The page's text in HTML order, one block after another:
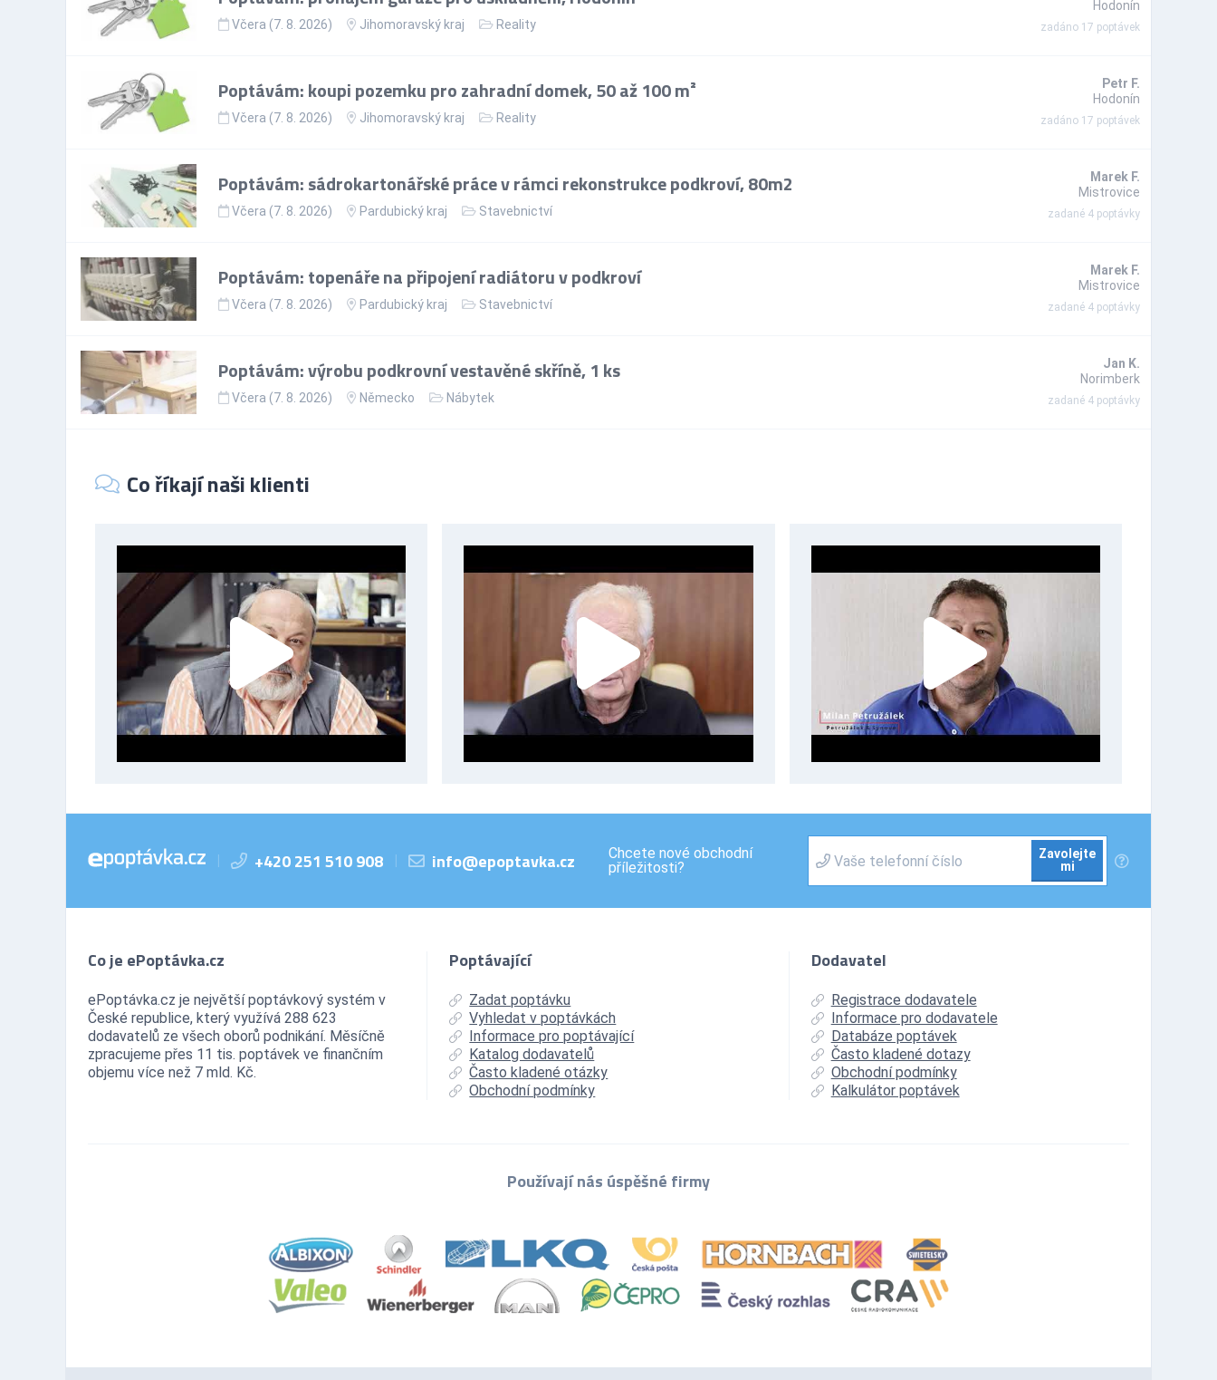
Včera (7. 8. 2026) Jihomoravský kraj Reality
Hodonín
zadáno 17 poptávek
Poptávám: koupi pozemku pro zahradní domek, 50 až 100 m²
Včera (7. 8. 2026) Jihomoravský kraj Reality
Petr F.
Hodonín
zadáno 17 poptávek
Poptávám: sádrokartonářské práce v rámci rekonstrukce podkroví, 80m2
Včera (7. 8. 2026) Pardubický kraj Stavebnictví
Marek F.
Mistrovice
zadané 4 poptávky
Poptávám: topenáře na připojení radiátoru v podkroví
Včera (7. 8. 2026) Pardubický kraj Stavebnictví
Marek F.
Mistrovice
zadané 4 poptávky
Poptávám: výrobu podkrovní vestavěné skříně, 1 ks
Včera (7. 8. 2026) Německo Nábytek
Jan K.
Norimberk
zadané 4 poptávky
Co říkají naši klienti
| +420 251 510 908 | info@epoptavka.cz
Chcete nové obchodní
příležitosti?
Zavolejte
mi
Co je ePoptávka.cz
ePoptávka.cz je největší poptávkový systém v
České republice, který využívá 288 623
dodavatelů ze všech oborů podnikání. Měsíčně
zpracujeme přes 11 tis. poptávek ve finančním
objemu více než 7 mld. Kč.
Poptávající
Zadat poptávku
Vyhledat v poptávkách
Informace pro poptávající
Katalog dodavatelů
Často kladené otázky
Obchodní podmínky
Dodavatel
Registrace dodavatele
Informace pro dodavatele
Databáze poptávek
Často kladené dotazy
Obchodní podmínky
Kalkulátor poptávek
Používají nás úspěšné firmy